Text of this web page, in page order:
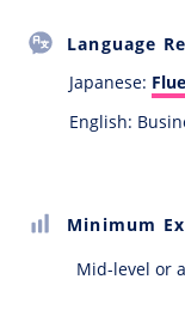
Language
Japanese:
English:
Minimum
Mid-level or